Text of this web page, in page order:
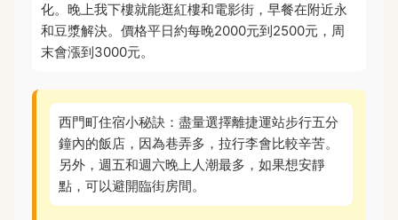
化。晚上我下樓就能逛紅樓和電影街，早餐在附近永
和豆漿解決。價格平日約每晚2000元到2500元，周
末會漲到3000元。
西門町住宿小秘訣：盡量選擇離捷運站步行五分
鐘內的飯店，因為巷弄多，拉行李會比較辛苦。
另外，週五和週六晚上人潮最多，如果想安靜
點，可以避開臨街房間。